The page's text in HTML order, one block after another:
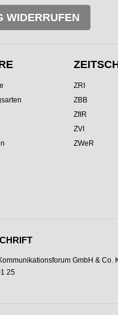
WIDERRUFEN
ZRI
ZBB
ZfIR
ZVI
ZWeR
GmbH & Co.
25